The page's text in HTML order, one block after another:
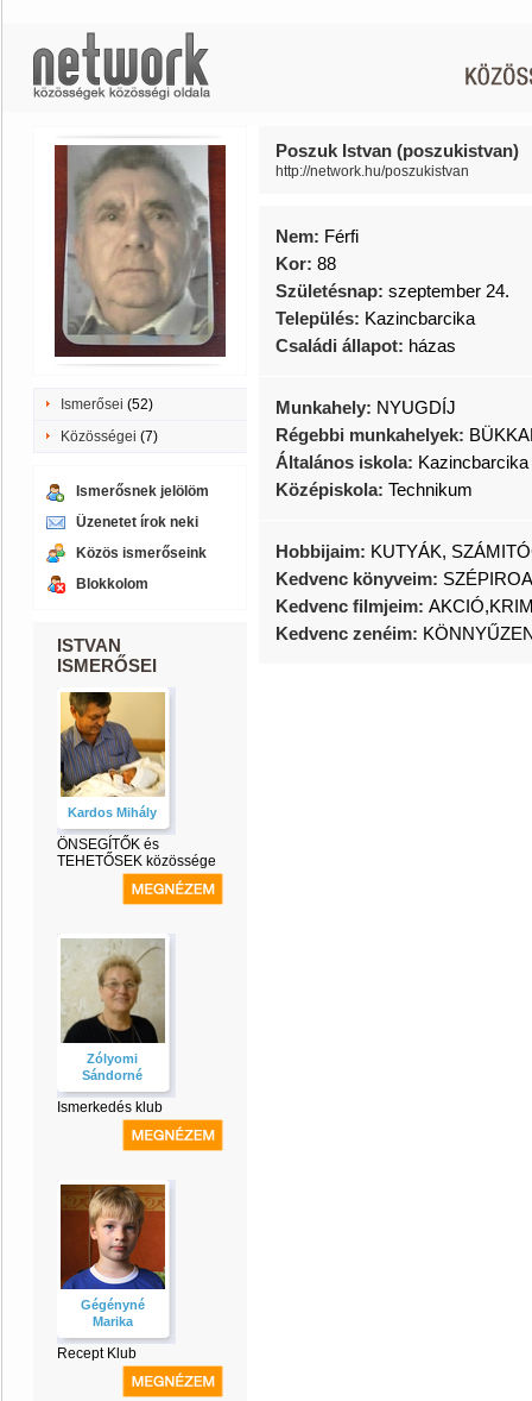
Ismerősei (52)
Közösségei (7)
Ismerősnek jelölöm
Üzenetet írok neki
Közös ismerőseink
Blokkolom
ISTVAN
ISMERŐSEI
Kardos Mihály
ÖNSEGÍTŐK és
TEHETŐSEK közössége
Zólyomi
Sándorné
Ismerkedés klub
Gégényné
Marika
Recept Klub
Poszuk Istvan (poszukistvan)
http://network.hu/poszukistvan
Nem: Férfi
Kor: 88
Születésnap: szeptember 24.
Település: Kazincbarcika
Családi állapot: házas
Munkahely: NYUGDÍJ
Régebbi munkahelyek:
Általános iskola: Kazincbarcika
Középiskola: Technikum
Hobbijaim: KUTYÁK,
Kedvenc könyveim:
Kedvenc filmjeim:
Kedvenc zenéim: